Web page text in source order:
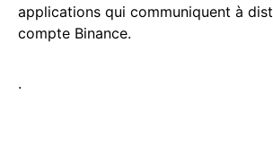
applications qui communiquent à
compte Binance.
.